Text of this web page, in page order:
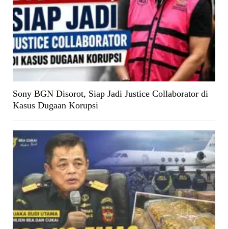
Sony BGN Disorot, Siap Jadi Justice Collaborator di
Kasus Dugaan Korupsi